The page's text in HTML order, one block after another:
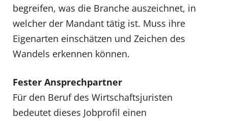
begreifen, was die Branche auszeichnet, in
welcher der Mandant tätig ist. Muss ihre
Eigenarten einschätzen und Zeichen des
Wandels erkennen können.
Fester Ansprechpartner
Für den Beruf des Wirtschaftsjuristen
bedeutet dieses Jobprofil einen